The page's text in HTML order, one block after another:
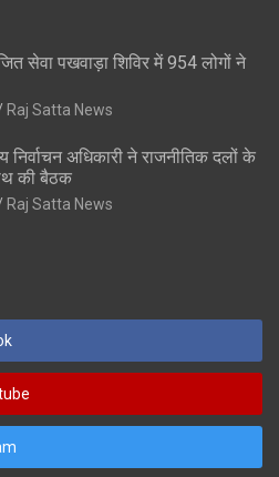
सेवा पखवाड़ा शिविर में 954 लोगों ने
Raj Satta News
अधिकारी ने राजनीतिक दलों के
की बैठक
Raj Satta News